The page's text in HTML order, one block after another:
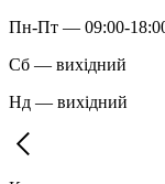
Пн-Пт — 09:00-
Сб — вихідний
Нд — вихідний